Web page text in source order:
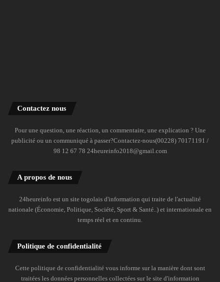
Contactez nous
Pour une question, une réaction, un commentaire, une explication ? Une
publicité ou un communiqué à passer?Contactez-nous(00228) 70171191 /
98 12 67 78 24heureinfo2018@gmail.com
A propos de nous
24heureinfo est un site togolais d'information qui traite de l'actualité
nationale (Économie, Politique, Société, Sport & Santé..) et internationale en
temps réel et en continu.
Politique de confidentialité
Cette politique de confidentialité vous informe sur la manière dont sont
traitées les données personnelles collectées sur le site d'information